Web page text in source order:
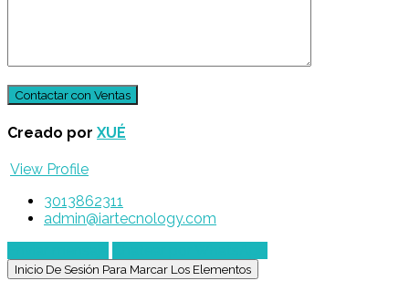
Creado por XUÉ
View Profile
3013862311
admin@iartecnology.com
Inicio De Sesión Para Marcar Los Elementos